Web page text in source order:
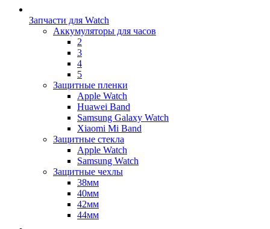
Запчасти для Watch
Аккумуляторы для часов
2
3
4
5
Защитные пленки
Apple Watch
Huawei Band
Samsung Galaxy Watch
Xiaomi Mi Band
Защитные стекла
Apple Watch
Samsung Watch
Защитные чехлы
38мм
40мм
42мм
44мм